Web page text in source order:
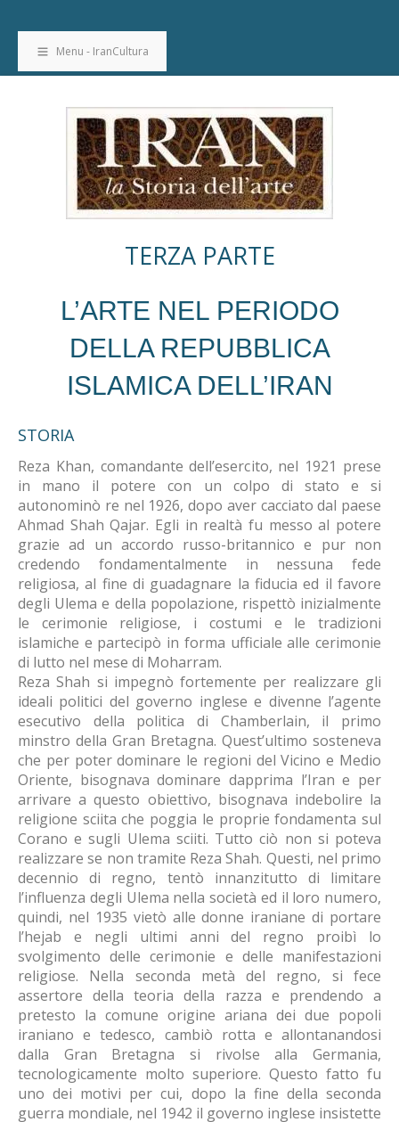
Menu - IranCultura
TERZA PARTE
L’ARTE NEL PERIODO
DELLA REPUBBLICA
ISLAMICA DELL’IRAN
STORIA
Reza Khan, comandante dell’esercito, nel 1921 prese
in mano il potere con un colpo di stato e si
autonominò re nel 1926, dopo aver cacciato dal paese
Ahmad Shah Qajar. Egli in realtà fu messo al potere
grazie ad un accordo russo-britannico e pur non
credendo fondamentalmente in nessuna fede
religiosa, al fine di guadagnare la fiducia ed il favore
degli Ulema e della popolazione, rispettò inizialmente
le cerimonie religiose, i costumi e le tradizioni
islamiche e partecipò in forma ufficiale alle cerimonie
di lutto nel mese di Moharram.
Reza Shah si impegnò fortemente per realizzare gli
ideali politici del governo inglese e divenne l’agente
esecutivo della politica di Chamberlain, il primo
minstro della Gran Bretagna. Quest’ultimo sosteneva
che per poter dominare le regioni del Vicino e Medio
Oriente, bisognava dominare dapprima l’Iran e per
arrivare a questo obiettivo, bisognava indebolire la
religione sciita che poggia le proprie fondamenta sul
Corano e sugli Ulema sciiti. Tutto ciò non si poteva
realizzare se non tramite Reza Shah. Questi, nel primo
decennio di regno, tentò innanzitutto di limitare
l’influenza degli Ulema nella società ed il loro numero,
quindi, nel 1935 vietò alle donne iraniane di portare
l’hejab e negli ultimi anni del regno proibì lo
svolgimento delle cerimonie e delle manifestazioni
religiose. Nella seconda metà del regno, si fece
assertore della teoria della razza e prendendo a
pretesto la comune origine ariana dei due popoli
iraniano e tedesco, cambiò rotta e allontanandosi
dalla Gran Bretagna si rivolse alla Germania,
tecnologicamente molto superiore. Questo fatto fu
uno dei motivi per cui, dopo la fine della seconda
guerra mondiale, nel 1942 il governo inglese insistette